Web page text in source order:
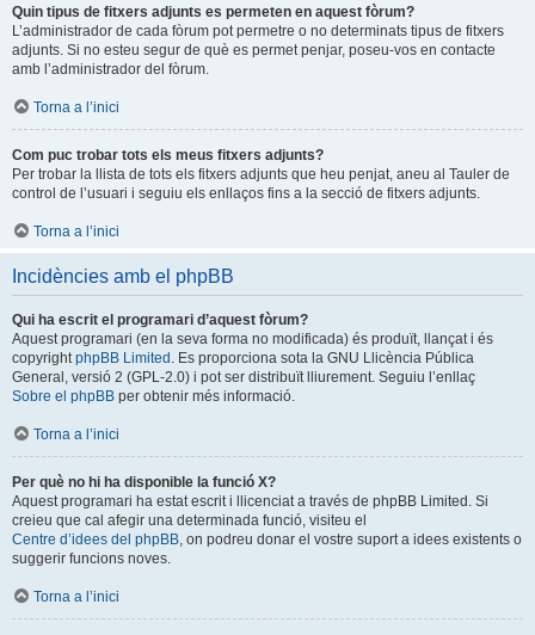
Quin tipus de fitxers adjunts es permeten en aquest fòrum?
L’administrador de cada fòrum pot permetre o no determinats tipus de fitxers
adjunts. Si no esteu segur de què es permet penjar, poseu-vos en contacte
amb l’administrador del fòrum.
Torna a l’inici
Com puc trobar tots els meus fitxers adjunts?
Per trobar la llista de tots els fitxers adjunts que heu penjat, aneu al Tauler de
control de l’usuari i seguiu els enllaços fins a la secció de fitxers adjunts.
Torna a l’inici
Incidències amb el phpBB
Qui ha escrit el programari d’aquest fòrum?
Aquest programari (en la seva forma no modificada) és produït, llançat i és
copyrightphpBB Limited . Es proporciona sota la GNU Llicència Pública
General, versió 2 (GPL-2.0) i pot ser distribuït lliurement. Seguiu l’enllaç
Sobre el phpBB per obtenir més informació.
Torna a l’inici
Per què no hi ha disponible la funció X?
Aquest programari ha estat escrit i llicenciat a través de phpBB Limited. Si
creieu que cal afegir una determinada funció, visiteu el
Centre d’idees del phpBB, on podreu donar el vostre suport a idees existents o
suggerir funcions noves.
Torna a l’inici